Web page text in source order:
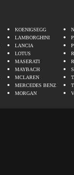
KOENIGSEGG
LAMBORGHINI
LANCIA
LOTUS
MASERATI
MAYBACH
MCLAREN
MERCEDES BENZ
MORGAN